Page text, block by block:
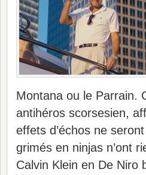
Montana ou le Parrain.
antihéros scorsesien,
effets d’échos ne
grimés en ninjas n’ont
Calvin Klein en De Niro